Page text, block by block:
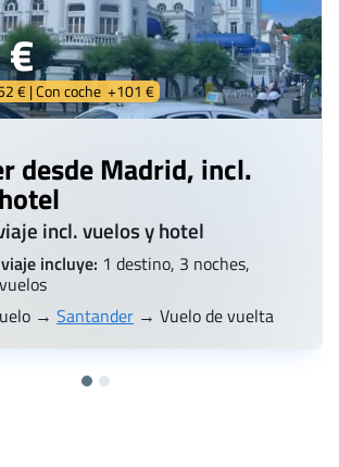
€ | Con coche +101 €
desde Madrid, incl.
incl. vuelos y hotel
incluye: 1 destino, 3 noches,
→ Santander → Vuelo de vuelta